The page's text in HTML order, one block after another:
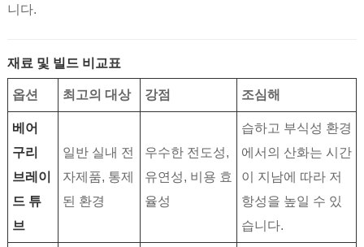
니다.
재료 및 빌드 비교표
옵션 최고의 대상 강점 조심해
베어
구리
브레이
드 튜
브
일반 실내 전
자제품, 통제
된 환경
우수한 전도성,
유연성, 비용 효
율성
습하고 부식성 환경
에서의 산화는 시간
이 지남에 따라 저
항성을 높일 수 있
습니다.